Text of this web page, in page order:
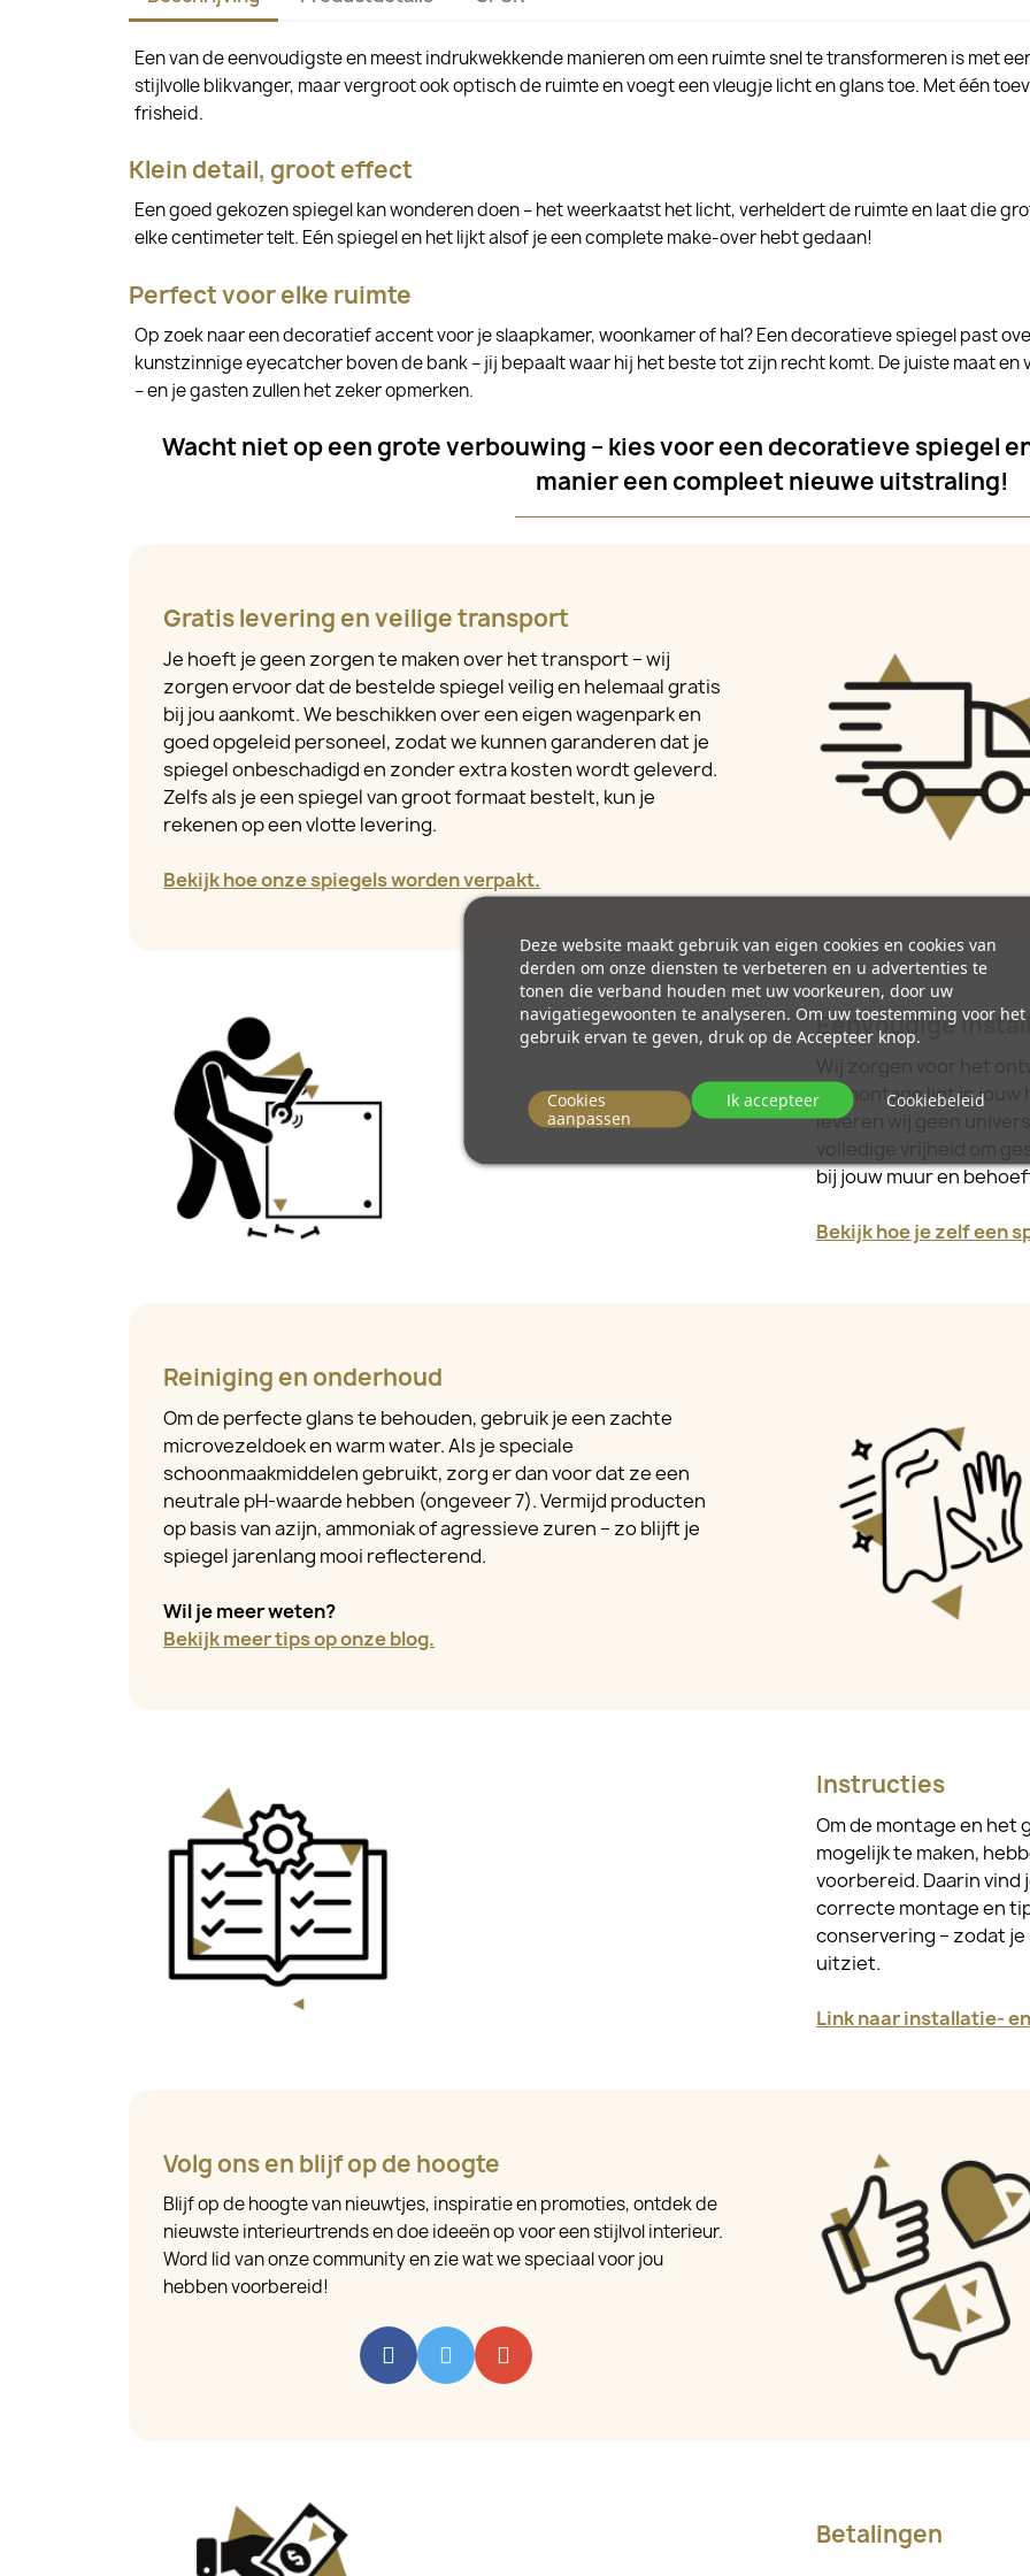
Een van de eenvoudigste en meest indrukwekkende manieren om een ruimte snel te transformeren is met
stijlvolle blikvanger, maar vergroot ook optisch de ruimte en voegt een vleugje licht en glans toe. Met één
frisheid.
Klein detail, groot effect
Een goed gekozen spiegel kan wonderen doen – het weerkaatst het licht, verheldert de ruimte en laat die
elke centimeter telt. Eén spiegel en het lijkt alsof je een complete make-over hebt gedaan!
Perfect voor elke ruimte
Op zoek naar een decoratief accent voor je slaapkamer, woonkamer of hal? Een decoratieve spiegel past
kunstzinnige eyecatcher boven de bank – jij bepaalt waar hij het beste tot zijn recht komt. De juiste maat en
– en je gasten zullen het zeker opmerken.
Wacht niet op een grote verbouwing – kies voor een decoratieve spiegel
manier een compleet nieuwe uitstraling!
Gratis levering en veilige transport
Je hoeft je geen zorgen te maken over het transport – wij
zorgen ervoor dat de bestelde spiegel veilig en helemaal gratis
bij jou aankomt. We beschikken over een eigen wagenpark en
goed opgeleid personeel, zodat we kunnen garanderen dat je
spiegel onbeschadigd en zonder extra kosten wordt geleverd.
Zelfs als je een spiegel van groot formaat bestelt, kun je
rekenen op een vlotte levering.
Bekijk hoe onze spiegels worden verpakt.
Eenvoudige
Wij zorgen voor het
de montage ligt in jouw
leveren wij geen
volledige vrijheid om
bij jouw muur en
Bekijk hoe je zelf een
Reiniging en onderhoud
Om de perfecte glans te behouden, gebruik je een zachte
microvezeldoek en warm water. Als je speciale
schoonmaakmiddelen gebruikt, zorg er dan voor dat ze een
neutrale pH-waarde hebben (ongeveer 7). Vermijd producten
op basis van azijn, ammoniak of agressieve zuren – zo blijft je
spiegel jarenlang mooi reflecterend.
Wil je meer weten?
Bekijk meer tips op onze blog.
Instructies
Om de montage en het
mogelijk te maken,
voorbereid. Daarin vind
correcte montage en
conservering – zodat
uitziet.
Link naar installatie-
Volg ons en blijf op de hoogte
Blijf op de hoogte van nieuwtjes, inspiratie en promoties, ontdek de
nieuwste interieurtrends en doe ideeën op voor een stijlvol interieur.
Word lid van onze community en zie wat we speciaal voor jou
hebben voorbereid!
Betalingen
Deze website maakt gebruik van eigen cookies en cookies van
derden om onze diensten te verbeteren en u advertenties te
tonen die verband houden met uw voorkeuren, door uw
navigatiegewoonten te analyseren. Om uw toestemming voor het
gebruik ervan te geven, druk op de Accepteer knop.
Cookiebeleid
Cookies
aanpassen
Ik accepteer